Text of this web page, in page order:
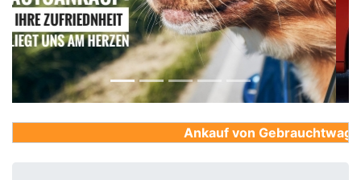
Ankauf von